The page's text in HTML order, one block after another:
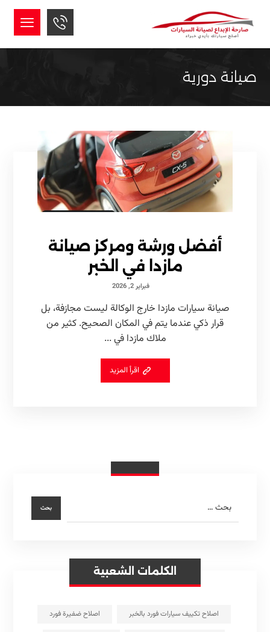
صيانة دورية
أفضل ورشة ومركز صيانة
مازدا في الخبر
فبراير 2, 2026
صيانة سيارات مازدا خارج الوكالة ليست مجازفة، بل
قرار ذكي عندما يتم في المكان الصحيح. كثير من
ملاك مازدا في ...
اقرأ المزيد
الكلمات الشعبية
اصلاح تكييف سيارات فورد بالخبر اصلاح ضفيرة فورد